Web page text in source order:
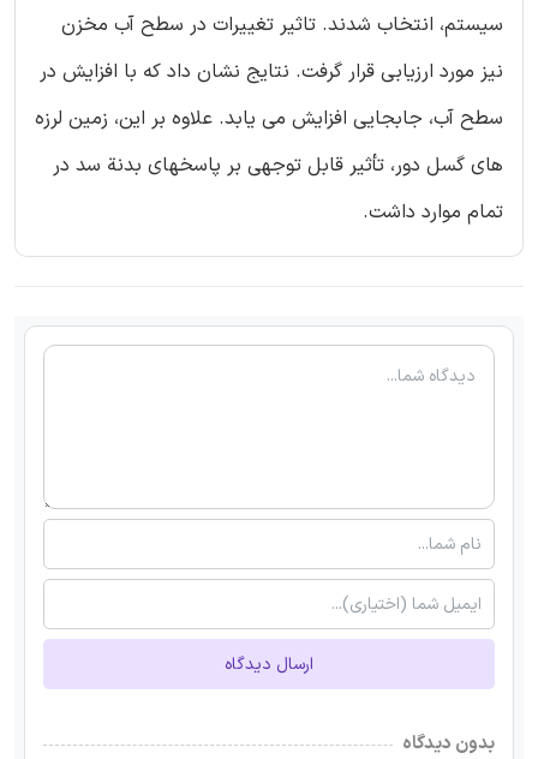
سیستم، انتخاب شدند. تاثیر تغییرات در سطح آب مخزن
نیز مورد ارزیابی قرار گرفت. نتایج نشان داد که با افزایش در
سطح آب، جابجایی افزایش می یابد. علاوه بر این، زمین لرزه
های گسل دور، تأثیر قابل توجهی بر پاسخهای بدنة سد در
تمام موارد داشت.
ارسال دیدگاه
بدون دیدگاه